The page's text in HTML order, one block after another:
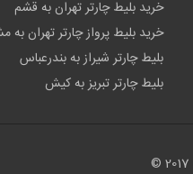
خرید بلیط چارتر تهران به قشم
خرید بلیط پرواز چارتر تهران به
بلیط چارتر شیراز به بندرعباس
بلیط چارتر تبریز به کیش
© 2017